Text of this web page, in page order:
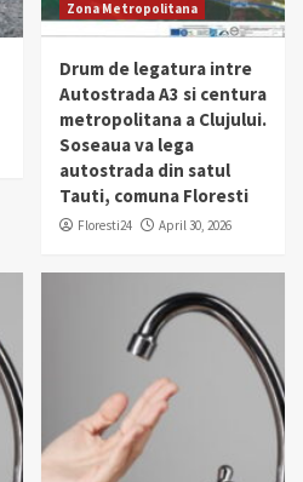
Zona Metropolitana
Drum de legatura intre
Autostrada A3 si centura
metropolitana a Clujului.
Soseaua va lega
autostrada din satul
Tauti, comuna Floresti
Floresti24 April 30, 2026